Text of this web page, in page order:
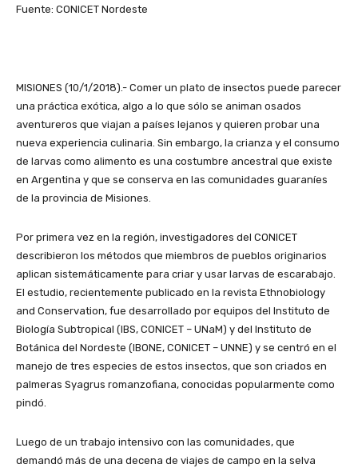
Fuente: CONICET Nordeste
MISIONES (10/1/2018).- Comer un plato de insectos puede parecer
una práctica exótica, algo a lo que sólo se animan osados
aventureros que viajan a países lejanos y quieren probar una
nueva experiencia culinaria. Sin embargo, la crianza y el consumo
de larvas como alimento es una costumbre ancestral que existe
en Argentina y que se conserva en las comunidades guaraníes
de la provincia de Misiones.
Por primera vez en la región, investigadores del CONICET
describieron los métodos que miembros de pueblos originarios
aplican sistemáticamente para criar y usar larvas de escarabajo.
El estudio, recientemente publicado en la revista Ethnobiology
and Conservation, fue desarrollado por equipos del Instituto de
Biología Subtropical (IBS, CONICET – UNaM) y del Instituto de
Botánica del Nordeste (IBONE, CONICET – UNNE) y se centró en el
manejo de tres especies de estos insectos, que son criados en
palmeras Syagrus romanzofiana, conocidas popularmente como
pindó.
Luego de un trabajo intensivo con las comunidades, que
demandó más de una decena de viajes de campo en la selva